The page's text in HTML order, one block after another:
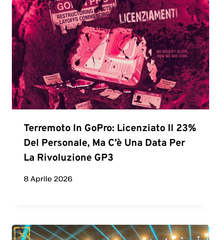
Terremoto In GoPro: Licenziato Il 23%
Del Personale, Ma C’è Una Data Per
La Rivoluzione GP3
8 Aprile 2026